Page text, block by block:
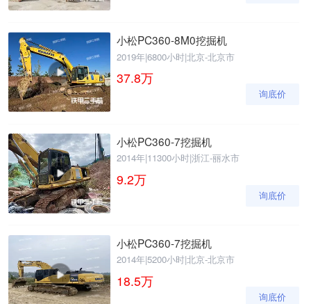
小松PC360-8M0挖掘机
2019年|6800小时|北京-北京市
37.8万
询底价
小松PC360-7挖掘机
2014年|11300小时|浙江-丽水市
9.2万
询底价
小松PC360-7挖掘机
2014年|5200小时|北京-北京市
18.5万
询底价